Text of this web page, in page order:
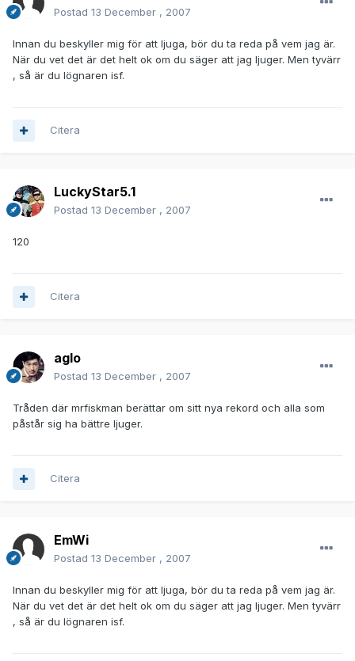
Postad 13 December , 2007
Innan du beskyller mig för att ljuga, bör du ta reda på vem jag är.
När du vet det är det helt ok om du säger att jag ljuger. Men tyvärr
, så är du lögnaren isf.
Citera
LuckyStar5.1
Postad 13 December , 2007
120
Citera
aglo
Postad 13 December , 2007
Tråden där mrfiskman berättar om sitt nya rekord och alla som
påstår sig ha bättre ljuger.
Citera
EmWi
Postad 13 December , 2007
Innan du beskyller mig för att ljuga, bör du ta reda på vem jag är.
När du vet det är det helt ok om du säger att jag ljuger. Men tyvärr
, så är du lögnaren isf.